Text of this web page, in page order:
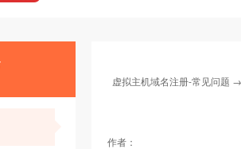
虚拟主机域名注册-常见问题
作者：